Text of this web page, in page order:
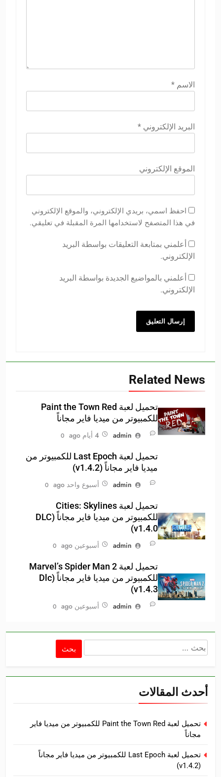
الاسم *
البريد الإلكتروني *
الموقع الإلكتروني
احفظ اسمي، بريدي الإلكتروني، والموقع الإلكتروني
في هذا المتصفح لاستخدامها المرة المقبلة في تعليقي.
أعلمني بمتابعة التعليقات بواسطة البريد
الإلكتروني.
أعلمني بالمواضيع الجديدة بواسطة البريد
الإلكتروني.
Related News
تحميل لعبة Paint the Town Red
للكمبيوتر من ميديا فاير مجاناً
admin
4 أيام ago 0
تحميل لعبة Last Epoch للكمبيوتر من
ميديا فاير مجاناً (v1.4.2)
admin
أسبوع واحد ago 0
تحميل لعبة Cities: Skylines
للكمبيوتر من ميديا فاير مجاناً (DLC
v1.4.0)
admin
أسبوعين ago 0
تحميل لعبة Marvel’s Spider Man 2
للكمبيوتر من ميديا فاير مجاناً (Dlc
v1.4.3)
admin
أسبوعين ago 0
البحث
أحدث المقالات
تحميل لعبة Paint the Town Red للكمبيوتر من ميديا فاير
مجاناً
تحميل لعبة Last Epoch للكمبيوتر من ميديا فاير مجاناً
(v1.4.2)